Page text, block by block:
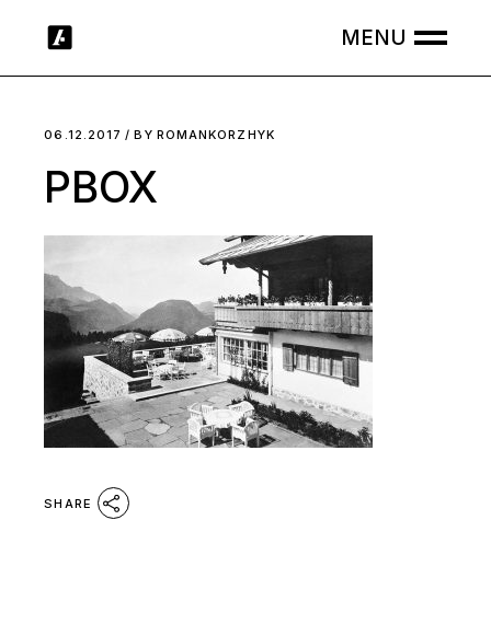
06.12.2017 BY ROMANKORZHYK
PBOX
SHARE